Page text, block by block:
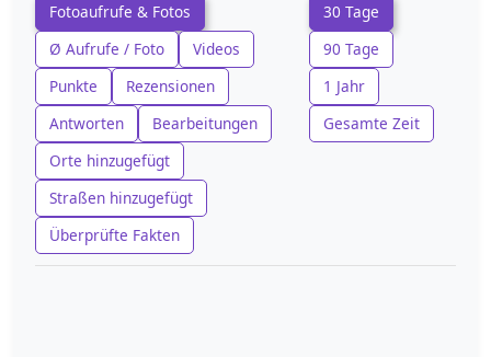
Fotoaufrufe & Fotos
Ø Aufrufe / Foto
Videos
Punkte
Rezensionen
Antworten
Bearbeitungen
Orte hinzugefügt
Straßen hinzugefügt
Überprüfte Fakten
30 Tage
90 Tage
1 Jahr
Gesamte Zeit